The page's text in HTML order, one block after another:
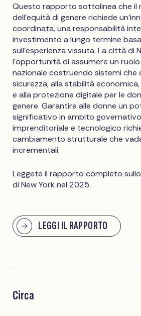
Questo rapporto sottolinea che il
dell'equità di genere richiede
coordinata, una responsabilità
investimento a lungo termine
sull'esperienza vissuta. La città di
l'opportunità di assumere un ruolo
nazionale costruendo sistemi che
sicurezza, alla stabilità
e alla protezione digitale per le
genere. Garantire alle donne un
significativo in ambito
imprenditoriale e tecnologico
cambiamento strutturale che
incrementali.
Leggete il rapporto completo
di New York nel 2025.
LEGGI IL RAPPORTO
Circa